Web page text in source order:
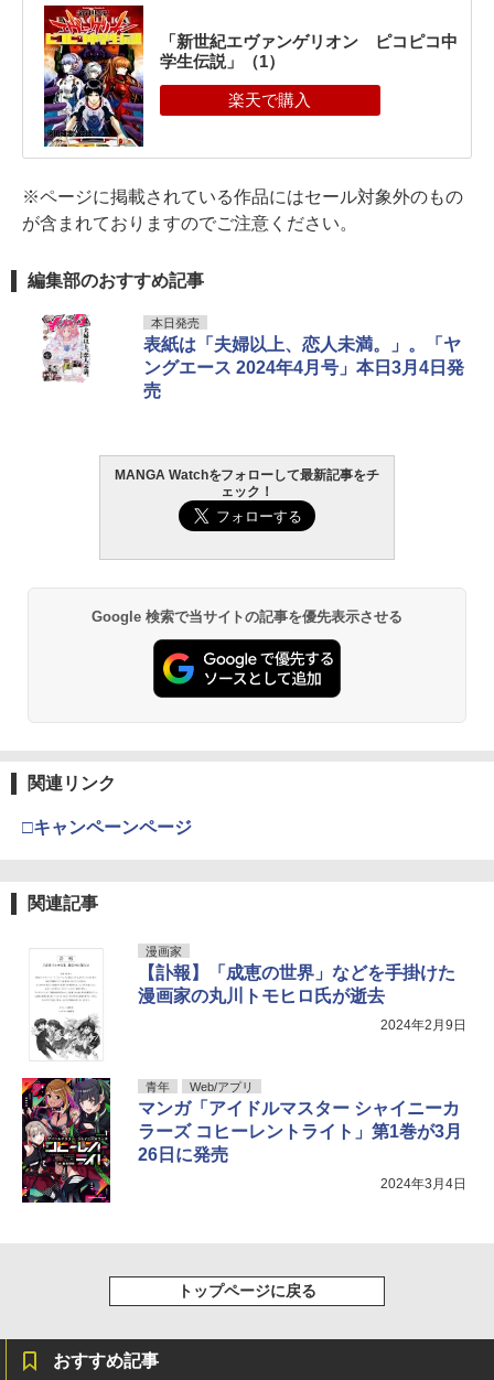
「新世紀エヴァンゲリオン ピコピコ中
学生伝説」（1）
※ページに掲載されている作品にはセール対象外のもの
が含まれておりますのでご注意ください。
編集部のおすすめ記事
本日発売
表紙は「夫婦以上、恋人未満。」。「ヤ
ングエース 2024年4月号」本日3月4日発
売
MANGA Watchをフォローして最新記事をチ
ェック！
Google 検索で当サイトの記事を優先表示させる
関連リンク
□キャンペーンページ
関連記事
漫画家
【訃報】「成恵の世界」などを手掛けた
漫画家の丸川トモヒロ氏が逝去
2024年2月9日
青年 Web/アプリ
マンガ「アイドルマスター シャイニーカ
ラーズ コヒーレントライト」第1巻が3月
26日に発売
2024年3月4日
トップページに戻る
おすすめ記事